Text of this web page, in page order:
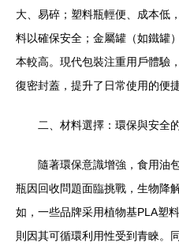
大、易碎；塑料瓶輕便、成本低
料以確保安全；金屬罐（如鐵罐
本較高。現代包裝注重用戶體驗
復密封蓋，提升了日常使用的便捷
二、材料選擇：環保與安全
隨著環保意識增強，食用油
瓶因回收問題面臨挑戰，生物降
如，一些品牌采用植物基PLA塑
則因其可循環利用性受到青睞。